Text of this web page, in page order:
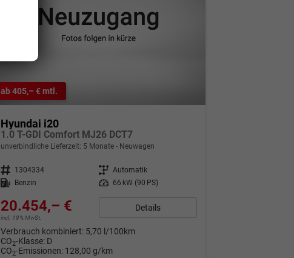
ab 405,– € mtl.
Hyundai i20
1.0 T-GDI Comfort MJ26 DCT7
unverbindliche Lieferzeit: 5 Monate Neuwagen
Fahrzeugnr. 1304334 Getriebe Automatik
Kraftstoff
Benzin Leistung 66 kW (90 PS)
20.454,– €
incl. 19% MwSt.
Details
Verbrauch kombiniert: 5,70 l/100km
CO2-Klasse: D
CO2-Emissionen: 128,00 g/km